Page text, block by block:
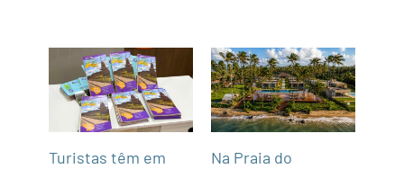
Turistas têm em
Na Praia do